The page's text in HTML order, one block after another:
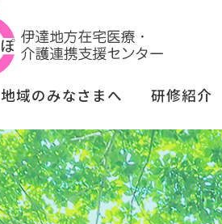
地域のみなさまへ 研修紹介